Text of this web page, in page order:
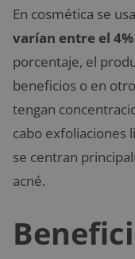
En cosmética se
varían entre el 4%
porcentaje, el
beneficios o en
tengan
cabo exfoliaciones
se centran
acné.